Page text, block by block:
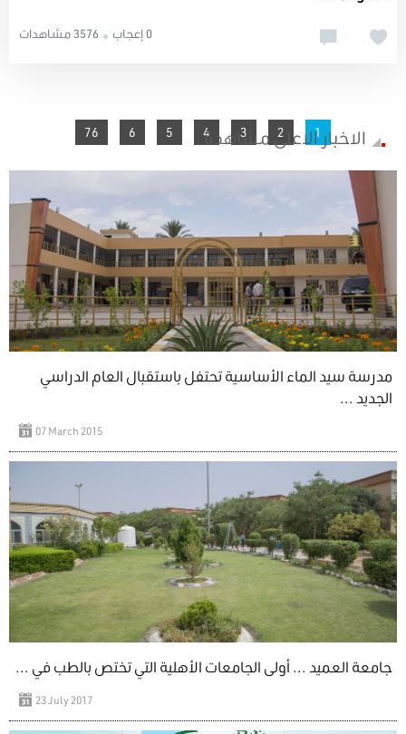
3576 مشاهدات 0 إعجاب
You're on page
1
2
3
4
5
6
76 الاخبار الاعلى مشاهدة
مدرسة سيد الماء الأساسية تحتفل باستقبال العام الدراسي
الجديد ...
07 March 2015
جامعة العميد ... أولى الجامعات الأهلية التي تختص بالطب في ...
23 July 2017